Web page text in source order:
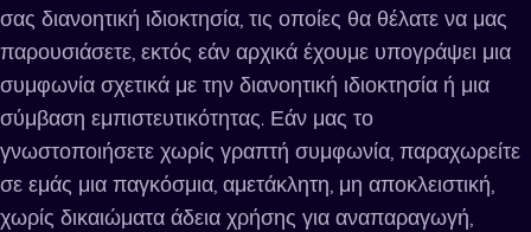
σας διανοητική ιδιοκτησία, τις οποίες θα θέλατε να μας
παρουσιάσετε, εκτός εάν αρχικά έχουμε υπογράψει μια
συμφωνία σχετικά με την διανοητική ιδιοκτησία ή μια
σύμβαση εμπιστευτικότητας. Εάν μας το
γνωστοποιήσετε χωρίς γραπτή συμφωνία, παραχωρείτε
σε εμάς μια παγκόσμια, αμετάκλητη, μη αποκλειστική,
χωρίς δικαιώματα άδεια χρήσης για αναπαραγωγή,